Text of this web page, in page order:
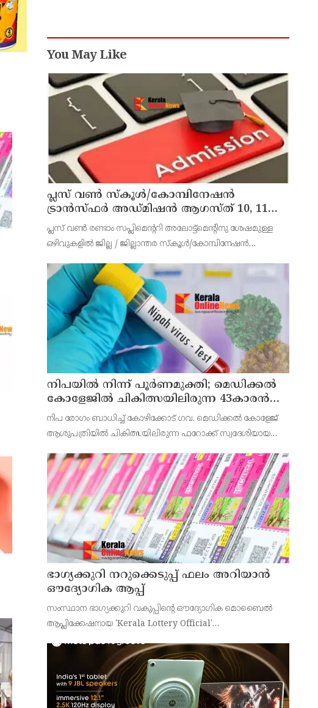
You May Like
പ്ലസ് വൺ സ്‌കൂൾ/കോമ്പിനേഷൻ
ട്രാൻസ്ഫർ അഡ്മിഷൻ ആഗസ്ത് 10, 11
തീയതികളിൽ
പ്ലസ് വൺ രണ്ടാം സപ്ലിമെന്ററി അലോട്ട്‌മെന്റിനു ശേഷമുള്ള
ഒഴിവുകളിൽ ജില്ല / ജില്ലാന്തര സ്‌കൂൾ/കോമ്പിനേഷൻ
ആഗസ്റ്റ് 7 ന് വൈകിട്ട് 4 മണി വരെ നൽകിയിരുന്നു
നിപയിൽ നിന്ന് പൂർണമുക്തി; മെഡിക്കൽ
കോളേജിൽ ചികിത്സയിലിരുന്ന 43കാരൻ
വീട്ടിലേക്ക് മടങ്ങി
നിപ രോഗം ബാധിച്ച് കോഴിക്കോട് ഗവ. മെഡിക്കൽ കോളേജ്
ആശുപത്രിയിൽ ചികിത്സയിലിരുന്ന ഫറോക്ക് സ്വദേശിയായ
ഭാഗ്യക്കുറി നറുക്കെടുപ്പ് ഫലം അറിയാൻ
ഔദ്യോഗിക ആപ്പ്
സംസ്ഥാന ഭാഗ്യക്കുറി വകുപ്പിന്റെ ഔദ്യോഗിക മൊബൈൽ
ആപ്ലിക്കേഷനായ 'Kerala Lottery Official'
ഭാഗ്യക്കുറി വകുപ്പ് ഡയറക്ടർ അഞ്ജു കെ എസ് അറിയിച്ചു.